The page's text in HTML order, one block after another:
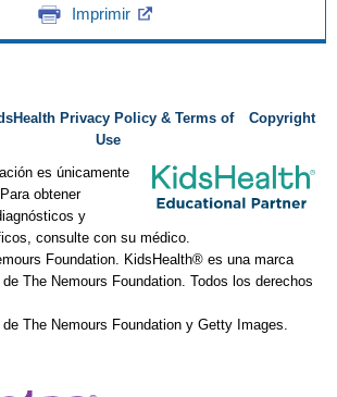
Imprimir
Privacy Policy & Terms of
Use
Copyright
es únicamente
obtener
y
consulte con su médico.
Foundation. KidsHealth® es una marca
The Nemours Foundation. Todos los derechos
de The Nemours Foundation y Getty Images.